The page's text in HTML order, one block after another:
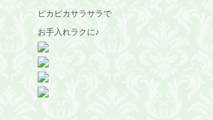
ピカピカサラサラで
お手入れラクに♪